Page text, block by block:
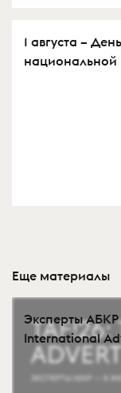
1 августа –
национальной
Еще материалы
Эксперты
International